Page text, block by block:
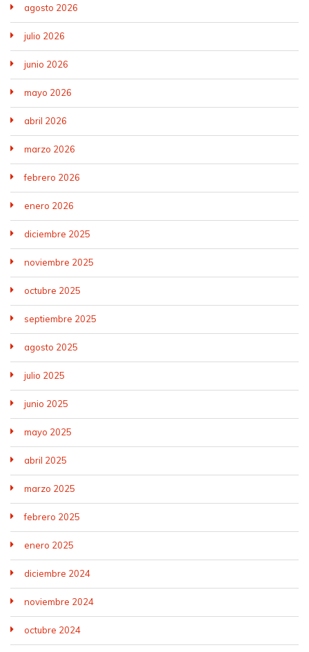
agosto 2026
julio 2026
junio 2026
mayo 2026
abril 2026
marzo 2026
febrero 2026
enero 2026
diciembre 2025
noviembre 2025
octubre 2025
septiembre 2025
agosto 2025
julio 2025
junio 2025
mayo 2025
abril 2025
marzo 2025
febrero 2025
enero 2025
diciembre 2024
noviembre 2024
octubre 2024